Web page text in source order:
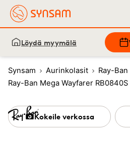
Löydä myymälä
Synsam Aurinkolasit
Ray-Ban
Ray-Ban Mega Wayfarer
Kokeile verkossa